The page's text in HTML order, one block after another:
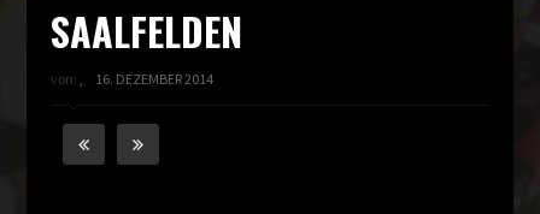
SAALFELDEN
von: 16. DEZEMBER 2014